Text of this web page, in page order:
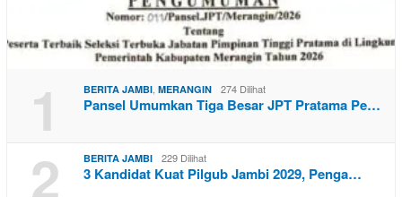
1 BERITA JAMBI MERANGIN 274 Dilihat
Pansel Umumkan Tiga Besar JPT Pratama Pe…
2 BERITA JAMBI 229 Dilihat
3 Kandidat Kuat Pilgub Jambi 2029, Penga…